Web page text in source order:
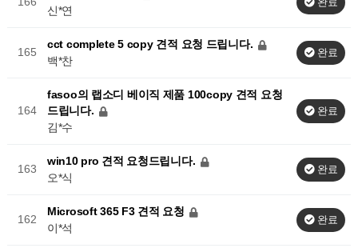
신*연
165
cct complete 5 copy 견적 요청 드립니다.
백*찬
완료
164
fasoo의 랩소디 베이직 제품 100copy 견적 요청
드립니다.
김*수
완료
163
win10 pro 견적 요청드립니다.
오*식
완료
162
Microsoft 365 F3 견적 요청
이*석
완료